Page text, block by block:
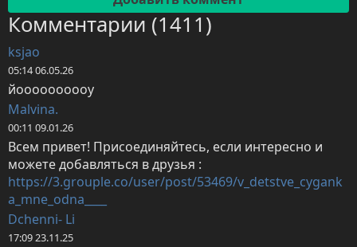
Комментарии (1411)
ksjao
05:14 06.05.26
йоооооооооу
Malvina.
00:11 09.01.26
Всем привет! Присоединяйтесь, если интересно и
https://3.grouple.co/user/post/53469/v_detstve_cygank
a_mne_odna____
Dchenni- Li
17:09 23.11.25